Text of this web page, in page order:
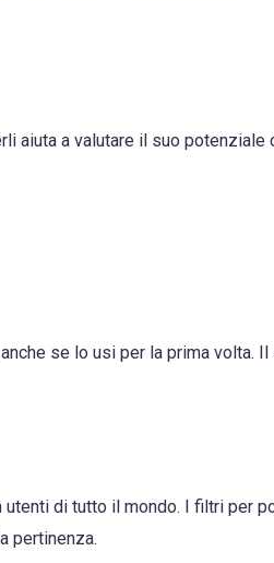
aiuta a valutare il suo potenziale
se lo usi per la prima volta.
di tutto il mondo. I filtri per
pertinenza.